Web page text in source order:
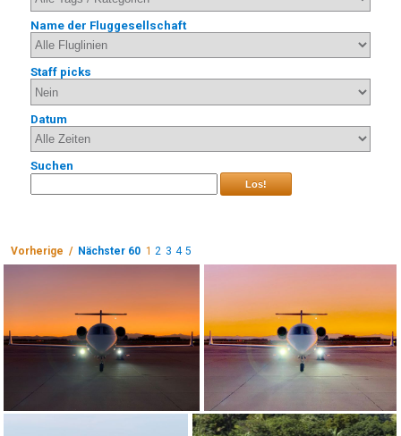
Name der Fluggesellschaft
Staff picks
Datum
Suchen
Los!
Vorherige / Nächster 60 1 2 3 4 5